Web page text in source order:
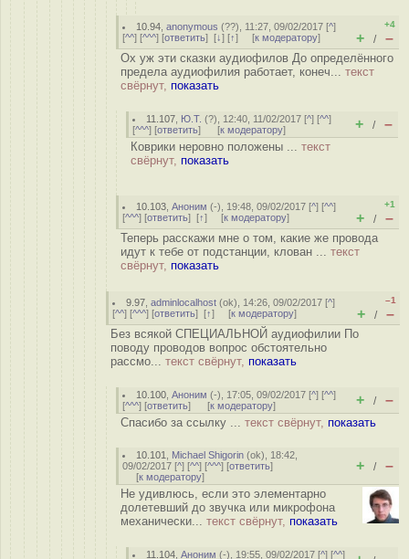
10.94 ,anonymous (??), 11:27, 09/02/2017 [^]
[^^] [^^^] [ответить] [↓] [↑] [к модератору]
+4
+ / –
Ох уж эти сказки аудиофилов До определённого
предела аудиофилия работает, конеч... текст
свёрнут, показать
11.107 Ю.Т. (?), 12:40, 11/02/2017 [^] [^^]
[^^^] [ответить] [к модератору] + / –
Коврики неровно положены ... текст
свёрнут, показать
10.103 ,Аноним (-), 19:48, 09/02/2017 [^] [^^]
[^^^] [ответить] [↑] [к модератору]
+1
+ / –
Теперь расскажи мне о том, какие же провода
идут к тебе от подстанции, клован ... текст
свёрнут, показать
9.97 ,adminlocalhost (ok), 14:26, 09/02/2017 [^]
[^^] [^^^] [ответить] [↑] [к модератору]
–1
+ / –
Без всякой СПЕЦИАЛЬНОЙ аудиофилии По
поводу проводов вопрос обстоятельно
рассмо... текст свёрнут, показать
10.100 ,Аноним (-), 17:05, 09/02/2017 [^] [^^]
[^^^] [ответить] [к модератору] + / –
Спасибо за ссылку ... текст свёрнут, показать
10.101 Michael Shigorin (ok), 18:42,
09/02/2017 [^] [^^] [^^^] [ответить]
[к модератору]
+ / –
Не удивлюсь, если это элементарно
долетевший до звучка или микрофона
механически... текст свёрнут, показать
11.104 ,Аноним (-), 19:55, 09/02/2017 [^] [^^]